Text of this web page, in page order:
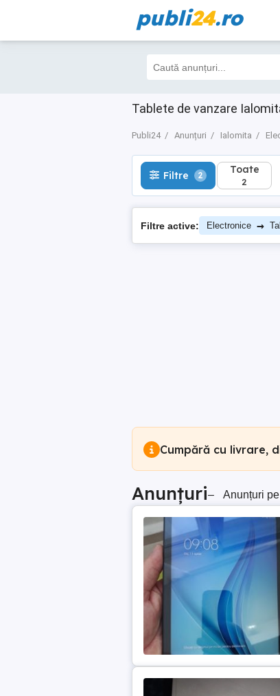
publi24.ro
Tablete de vanzare
Publi24 Anunțuri Ialomita
Filtre 2 Toate
2
Filtre 2 Toate
2
Filtre active: Electronice →
Cumpără cu livrare,
Anunțuri– Anunțuri